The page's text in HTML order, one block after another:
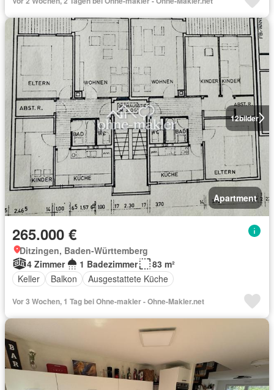
12bilder
Apartment
265.000 €
Ditzingen, Baden-Württemberg
4 Zimmer
1 Badezimmer
83 m²
Keller
Balkon Ausgestattete Küche
Vor 3 Wochen, 1 Tag bei Ohne-makler - Ohne-Makler.net